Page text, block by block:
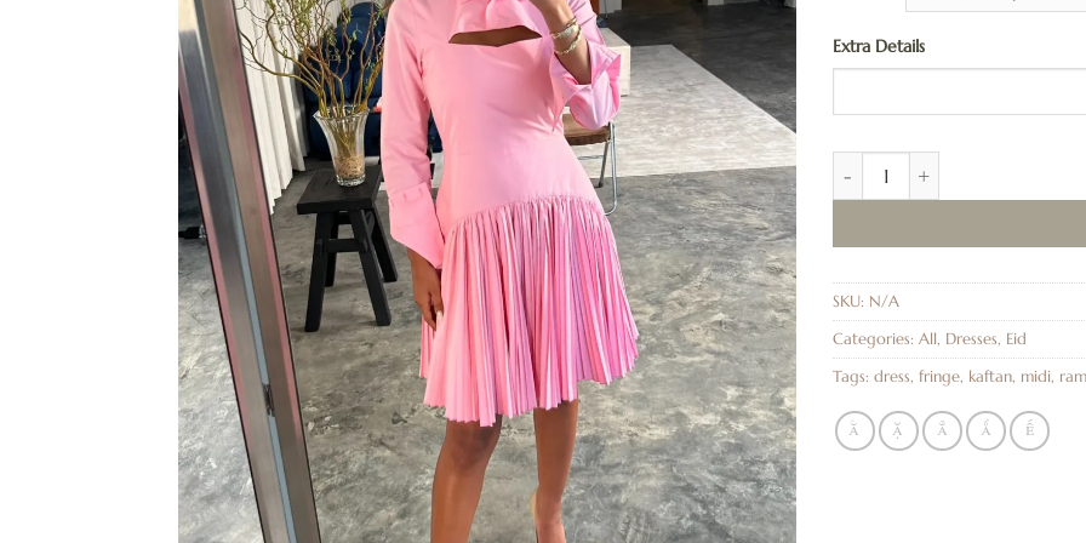
Extra Details
SKU: N/A
Categories: All, Dresses, Eid
Tags: dress, fringe, kaftan, midi,